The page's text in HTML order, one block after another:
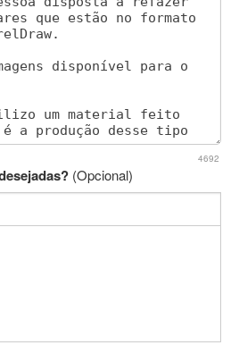
4692
(Opcional)